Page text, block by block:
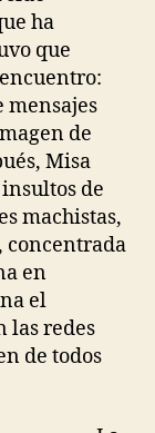
ha
que
mensajes
de
Misa
de
machistas,
concentrada
en
el
las redes
de todos